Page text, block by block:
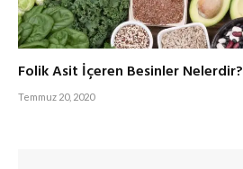
Folik Asit İçeren Besinler Nelerdir?
Temmuz 20, 2020